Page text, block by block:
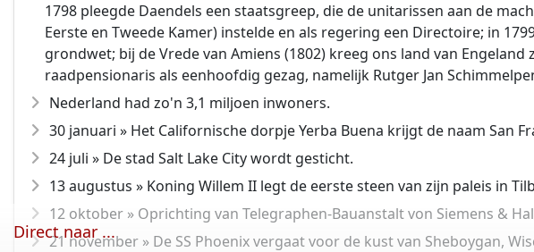
1798 pleegde Daendels een staatsgreep, die de unitarissen aan de
Eerste en Tweede Kamer) instelde en als regering een Directoire; in
grondwet; bij de Vrede van Amiens (1802) kreeg ons land van
raadpensionaris als eenhoofdig gezag, namelijk Rutger Jan
Nederland had zo'n 3,1 miljoen inwoners.
30 januari » Het Californische dorpje Yerba Buena krijgt de naam San
24 juli » De stad Salt Lake City wordt gesticht.
13 augustus » Koning Willem II legt de eerste steen van zijn paleis in
12 oktober » Oprichting van Telegraphen-Bauanstalt von Siemens &
21 november » De SS Phoenix vergaat voor de kust van Sheboygan,
Direct naar ...